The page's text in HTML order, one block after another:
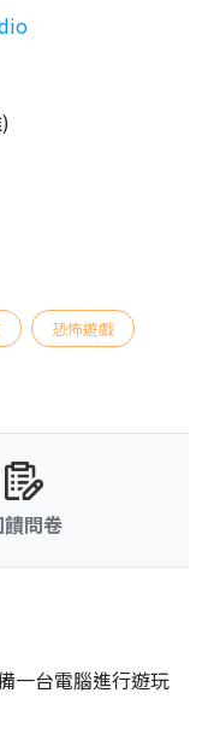
恐怖遊戲
饋問卷
一台電腦進行遊玩